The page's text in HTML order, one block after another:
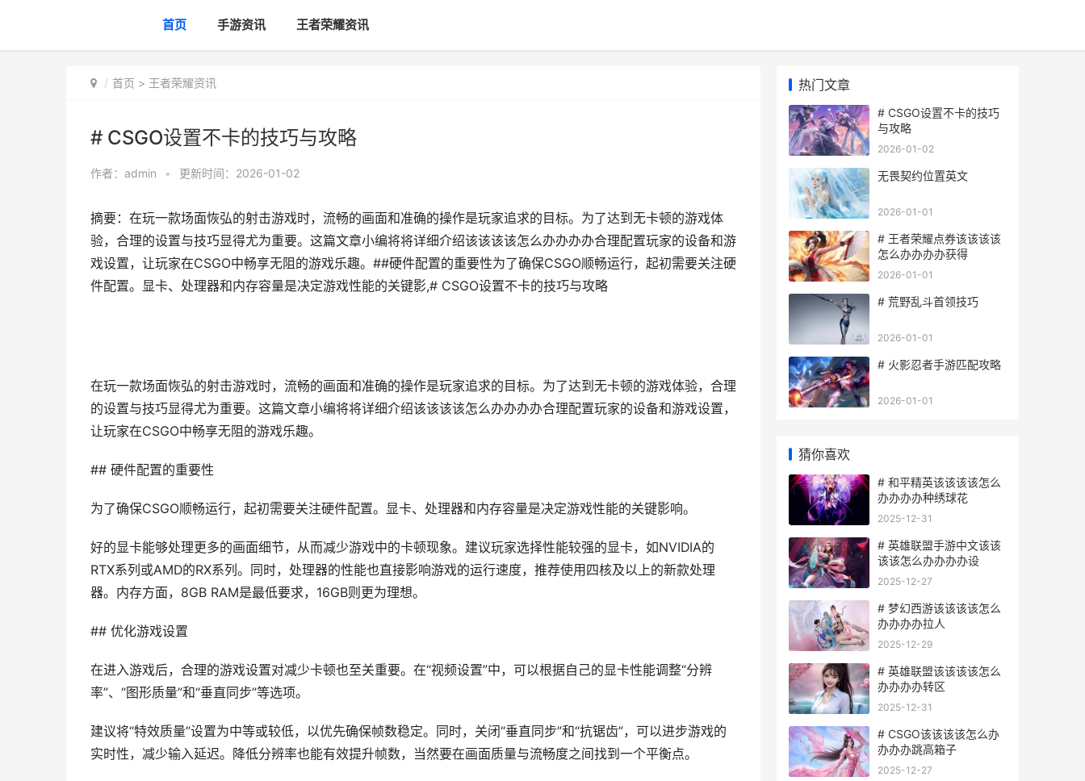
首页 手游资讯 王者荣耀资讯
首页 > 王者荣耀资讯
# CSGO设置不卡的技巧与攻略
作者： admin • 更新时间：2026-01-02
摘要：在玩一款场面恢弘的射击游戏时，流畅的画面和准确的操作是玩家追求的目标。为了达到无卡顿的游戏体
验，合理的设置与技巧显得尤为重要。这篇文章小编将将详细介绍该该该该怎么办办办办合理配置玩家的设备和游
戏设置，让玩家在CSGO中畅享无阻的游戏乐趣。##硬件配置的重要性为了确保CSGO顺畅运行，起初需要关注硬
件配置。显卡、处理器和内存容量是决定游戏性能的关键影,# CSGO设置不卡的技巧与攻略
在玩一款场面恢弘的射击游戏时，流畅的画面和准确的操作是玩家追求的目标。为了达到无卡顿的游戏体验，合理
的设置与技巧显得尤为重要。这篇文章小编将将详细介绍该该该该怎么办办办办合理配置玩家的设备和游戏设置，
让玩家在CSGO中畅享无阻的游戏乐趣。
## 硬件配置的重要性
为了确保CSGO顺畅运行，起初需要关注硬件配置。显卡、处理器和内存容量是决定游戏性能的关键影响。
好的显卡能够处理更多的画面细节，从而减少游戏中的卡顿现象。建议玩家选择性能较强的显卡，如NVIDIA的
RTX系列或AMD的RX系列。同时，处理器的性能也直接影响游戏的运行速度，推荐使用四核及以上的新款处理
器。内存方面，8GB RAM是最低要求，16GB则更为理想。
## 优化游戏设置
在进入游戏后，合理的游戏设置对减少卡顿也至关重要。在“视频设置”中，可以根据自己的显卡性能调整“分辨
率”、“图形质量”和“垂直同步”等选项。
建议将“特效质量”设置为中等或较低，以优先确保帧数稳定。同时，关闭“垂直同步”和“抗锯齿”，可以进步游戏的
实时性，减少输入延迟。降低分辨率也能有效提升帧数，当然要在画面质量与流畅度之间找到一个平衡点。
热门文章
# CSGO设置不卡的技巧
与攻略
2026-01-02
无畏契约位置英文
2026-01-01
# 王者荣耀点券该该该该
怎么办办办办获得
2026-01-01
# 荒野乱斗首领技巧
2026-01-01
# 火影忍者手游匹配攻略
2026-01-01
猜你喜欢
# 和平精英该该该该怎么
办办办办种绣球花
2025-12-31
# 英雄联盟手游中文该该
该该怎么办办办办设
2025-12-27
# 梦幻西游该该该该怎么
办办办办拉人
2025-12-29
# 英雄联盟该该该该怎么
办办办办转区
2025-12-31
# CSGO该该该该怎么办
办办办跳高箱子
2025-12-27